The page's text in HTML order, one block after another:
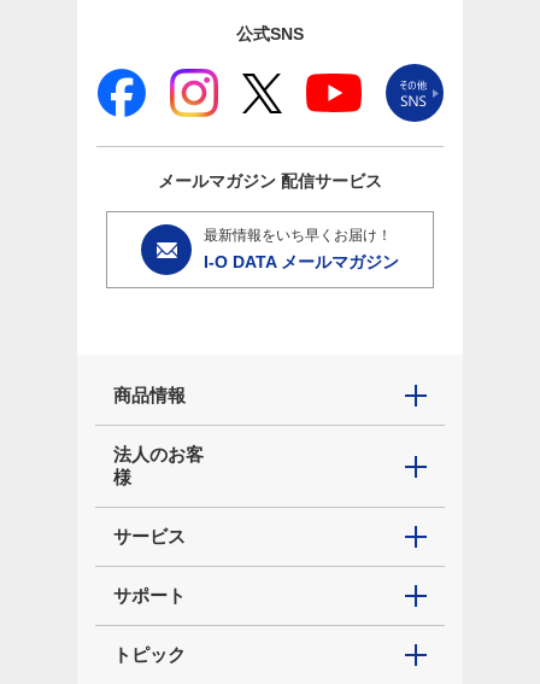
公式SNS
メールマガジン 配信サービス
最新情報をいち早くお届け！
I-O DATA メールマガジン
商品情報
法人のお客
様
サービス
サポート
トピック